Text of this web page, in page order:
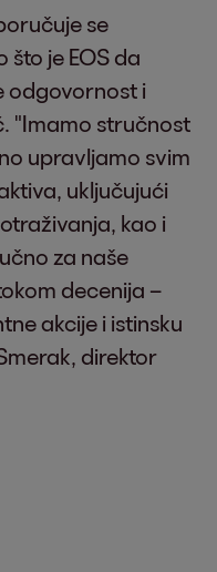
se
je EOS da
odgovornost i
"Imamo stručnost
upravljamo svim
uključujući
kao i
za naše
decenija –
akcije i istinsku
direktor